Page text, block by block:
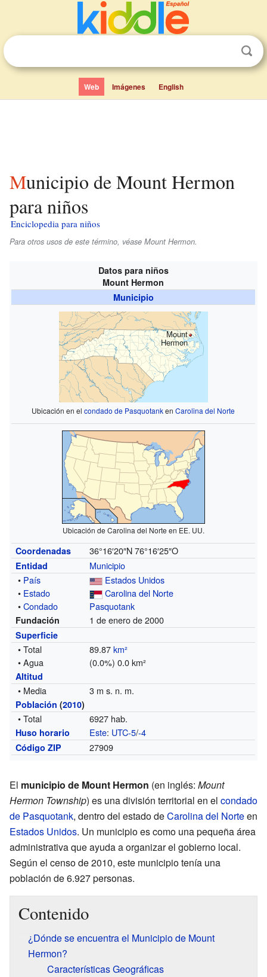
Web Imágenes English
Municipio de Mount Hermon
para niños
Enciclopedia para niños
Para otros usos de este término, véase Mount Hermon.
Datos para niños
Mount Hermon
Municipio
Mount
Hermon
Ubicación en elcondado de PasquotankenCarolina del Norte
Ubicación de Carolina del Norte en EE. UU.
Coordenadas 36°16′20″N 76°16′25″O
Entidad
Municipio
• País
Estados Unidos
• Estado
Carolina del Norte
•Condado Pasquotank
Fundación 1 de enero de 2000
Superficie
• Total 89.87km²
• Agua
(0.0%) 0.0 km²
Altitud
• Media 3 m s. n. m.
Población (2010)
• Total 6927 hab.
Huso horario Este: UTC-5/-4
Código ZIP 27909
El municipio de Mount Hermon (en inglés: Mount
Hermon Township) es una división territorial en el condado
de Pasquotank, dentro del estado deCarolina del Norteen
Estados Unidos. Un municipio es como una pequeña área
administrativa que ayuda a organizar el gobierno local.
Según el censo de 2010, este municipio tenía una
población de 6.927 personas.
Contenido
¿Dónde se encuentra el Municipio de Mount
Hermon?
Características Geográficas